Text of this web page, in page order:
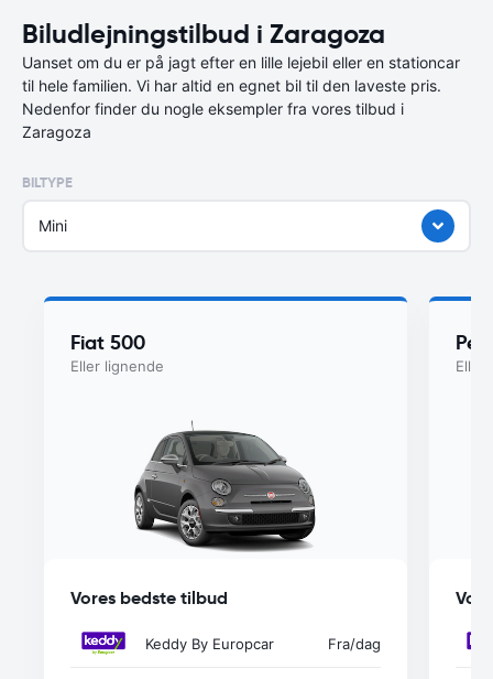
Biludlejningstilbud i Zaragoza
Uanset om du er på jagt efter en lille lejebil eller en stationcar
til hele familien. Vi har altid en egnet bil til den laveste pris.
Nedenfor finder du nogle eksempler fra vores tilbud i
Zaragoza
BILTYPE
Mini
Fiat 500
Eller lignende
Vores bedste tilbud
Keddy By Europcar Fra/dag
Eller